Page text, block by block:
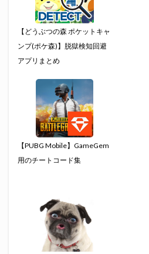
【どうぶつの森 ポケットキャ
ンプ(ポケ森)】脱獄検知回避
アプリまとめ
【PUBG Mobile】GameGem
用のチートコード集